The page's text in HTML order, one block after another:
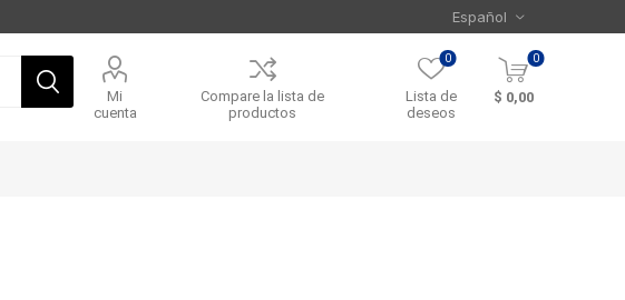
Mi
cuenta
Compare la lista de
productos
Lista de
deseos
0 0
$ 0,00